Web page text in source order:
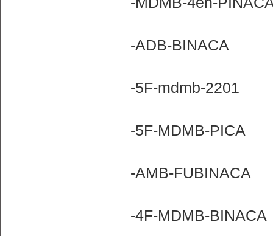
-ADB-BINACA
-5F-mdmb-2201
-5F-MDMB-PICA
-AMB-FUBINACA
-4F-MDMB-BINACA